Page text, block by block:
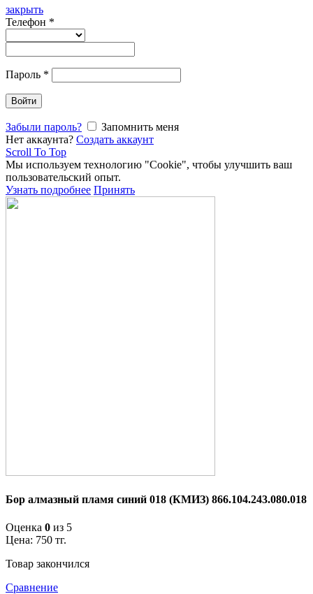
закрыть
Телефон *
Пароль *
Войти
Забыли пароль?
Запомнить меня
Нет аккаунта? Создать аккаунт
Scroll To Top
Мы используем технологию "Cookie", чтобы улучшить ваш
пользовательский опыт.
Узнать подробнее Принять
Бор алмазный пламя синий 018 (КМИЗ) 866.104.243.080.018
Оценка 0 из 5
Цена: 750 тг.
Товар закончился
Сравнение